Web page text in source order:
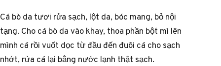
Cá bò da tươi rửa sạch, lột da, bóc mang, bỏ nội
tạng. Cho cá bò da vào khay, thoa phần bột mì lên
mình cá rồi vuốt dọc từ đầu đến đuôi cá cho sạch
nhớt, rửa cá lại bằng nước lạnh thật sạch.